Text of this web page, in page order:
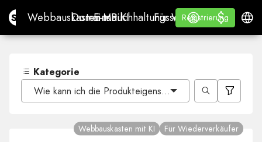
Site.proWebbauskasten mit KI
Webbauskasten mit KI
Domains
Domains
E-Mail
E-MailBuchhaltungssoftware
Buchhaltungssoftware
Für
Für Wiederverkäufer
WHITE LABEL
Lernen
Lernen
Registrierung
Registrierung
Anmelden
$
$
Kategorie
Wie kann ich die Produkteigenschaften bearbeiten?
Webbauskasten mit KI Für Wiederverkäufer